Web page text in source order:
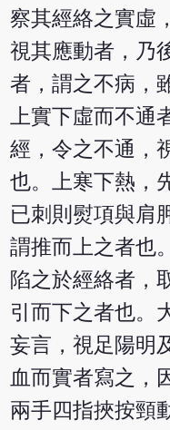
察其經絡之實虛
視其應動者，乃
者，謂之不病，
上實下虛而不通
經，令之不通，
也。上寒下熱，
已刺則熨項與肩
謂推而上之者也
陷之於經絡者，
引而下之者也。
妄言，視足陽明
血而實者寫之，
兩手四指挾按頸